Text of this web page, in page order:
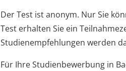
Der Test ist anonym. Nur Sie
Test erhalten Sie ein
Studienempfehlungen werden
Für Ihre Studienbewerbung in